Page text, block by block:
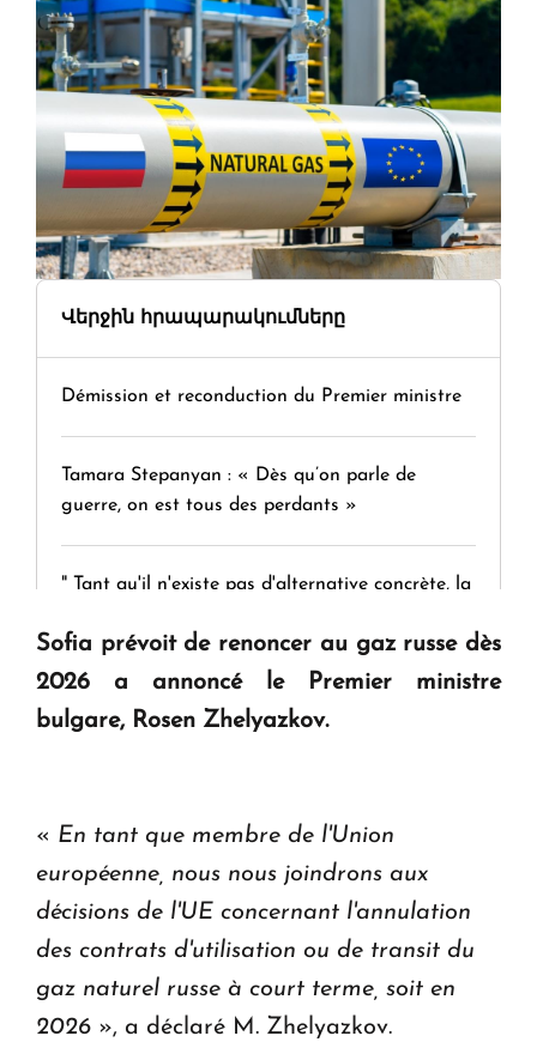
Վերջին հրապարակումները
Démission et reconduction du Premier ministre
Tamara Stepanyan : « Dès qu’on parle de
guerre, on est tous des perdants »
" Tant qu'il n'existe pas d'alternative concrète, la
KASA : 30 ans d'audace, de résilience et d'avenir
en Arménie
ouvrira ses portes à Dilijan
Sofia prévoit de renoncer au gaz russe dès
2026 a annoncé le Premier ministre
bulgare, Rosen Zhelyazkov.
« En tant que membre de l'Union
européenne, nous nous joindrons aux
décisions de l'UE concernant l'annulation
des contrats d'utilisation ou de transit du
gaz naturel russe à court terme, soit en
2026 », a déclaré M. Zhelyazkov.